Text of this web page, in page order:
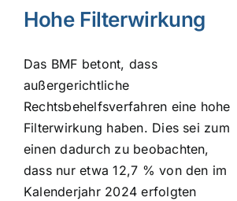
Hohe Filterwirkung
Das BMF betont, dass
außergerichtliche
Rechtsbehelfsverfahren eine hohe
Filterwirkung haben. Dies sei zum
einen dadurch zu beobachten,
dass nur etwa 12,7 % von den im
Kalenderjahr 2024 erfolgten